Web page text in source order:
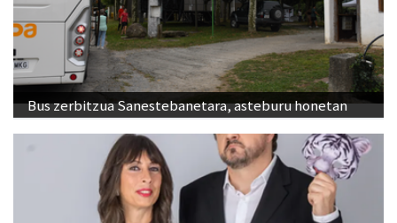
Bus zerbitzua Sanestebanetara, asteburu honetan